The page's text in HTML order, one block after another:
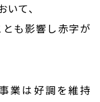
て、
も影響し赤字が
業は好調を維持